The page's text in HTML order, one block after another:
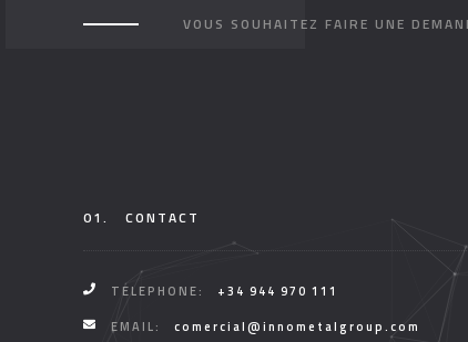
VOUS SOUHAITEZ FAIRE UNE
01. CONTACT
TELEPHONE:
+34 944 970 111
EMAIL:
comercial@innometalgroup.com